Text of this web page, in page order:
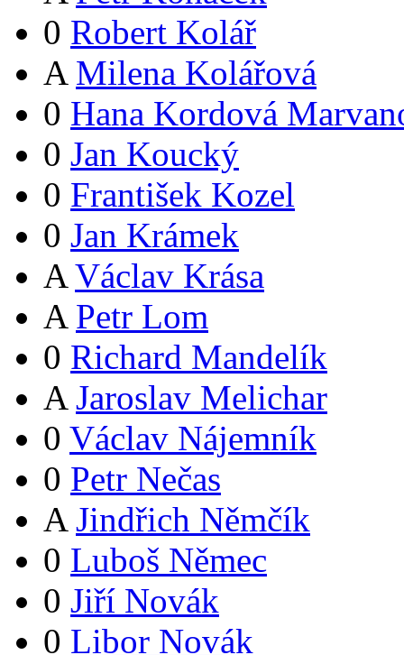
0 Robert Kolář
A Milena Kolářová
0 Hana Kordová
0 Jan Koucký
0 František Kozel
0 Jan Krámek
A Václav Krása
A Petr Lom
0 Richard Mandelík
A Jaroslav Melichar
0 Václav Nájemník
0 Petr Nečas
A Jindřich Němčík
0 Luboš Němec
0 Jiří Novák
0 Libor Novák